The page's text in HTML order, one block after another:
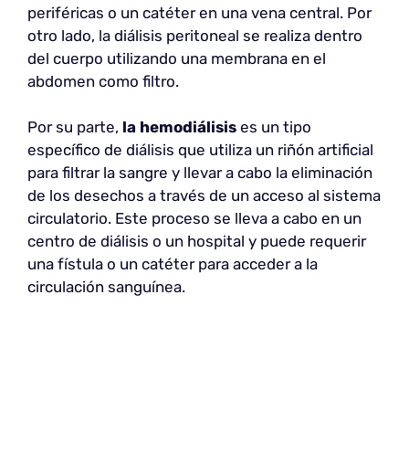
periféricas o un catéter en una vena central. Por
otro lado, la diálisis peritoneal se realiza dentro
del cuerpo utilizando una membrana en el
abdomen como filtro.
Por su parte, la hemodiálisis es un tipo
específico de diálisis que utiliza un riñón artificial
para filtrar la sangre y llevar a cabo la eliminación
de los desechos a través de un acceso al sistema
circulatorio. Este proceso se lleva a cabo en un
centro de diálisis o un hospital y puede requerir
una fístula o un catéter para acceder a la
circulación sanguínea.